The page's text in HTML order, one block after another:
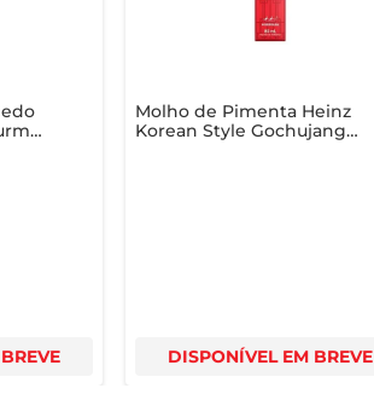
Molho de Pimenta Heinz
Korean Style Gochujang
DISPONÍVEL EM BREVE